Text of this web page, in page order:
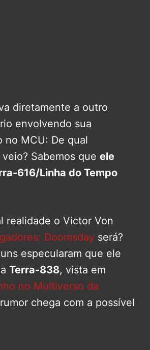
diretamente a outro
envolvendo sua
no MCU: De qual
Sabemos que ele
616/Linha do Tempo
realidade o Victor Von
Doomsday será?
especularam que ele
Terra-838, vista em
no Multiverso da
chega com a possível